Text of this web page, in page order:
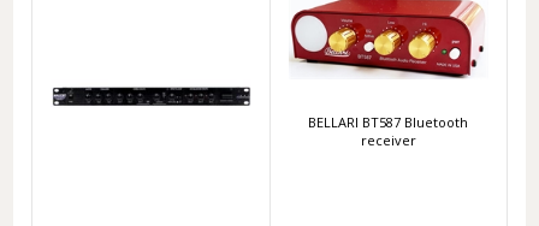
BELLARI BT587 Bluetooth
receiver